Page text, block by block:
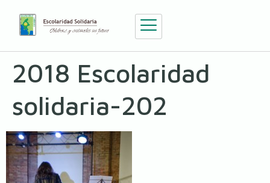
2018 Escolaridad
solidaria-202